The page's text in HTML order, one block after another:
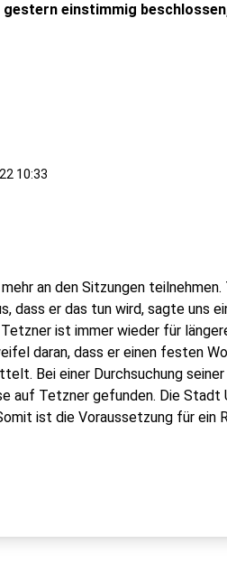
gestern einstimmig
10:33
an den Sitzungen
dass er das tun wird, sagte uns
ist immer wieder für
daran, dass er einen festen
Bei einer Durchsuchung seiner
auf Tetzner gefunden. Die Stadt
ist die Voraussetzung für